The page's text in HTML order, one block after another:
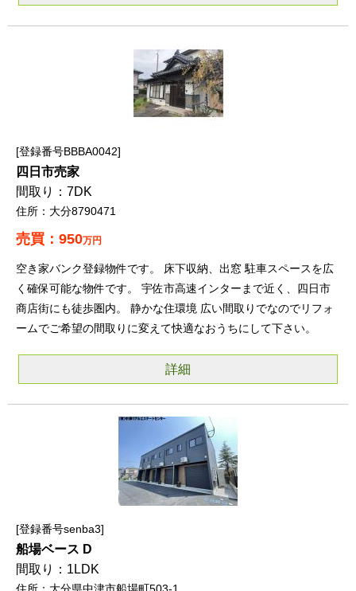
登録番号BBBA0042
四日市売家
7DK
大分8790471
950万円
空き家バンク登録物件です。 床下収納、出窓 駐車スペースを広
く確保可能な物件です。 宇佐市高速インターまで近く、四日市
商店街にも徒歩圏内。 静かな住環境 広い間取りでなのでリフォ
ームでご希望の間取りに変えて快適なおうちにして下さい。
詳細
登録番号senba3
船場ベース D
1LDK